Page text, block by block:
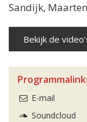
Sandijk,
Bekijk de
E-mail
Soundcloud